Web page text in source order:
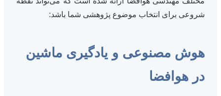
شروعی برای انتخاب موضوع پژوهشی شما باشد:
هوش مصنوعی و یادگیری ماشین
در هوافضا